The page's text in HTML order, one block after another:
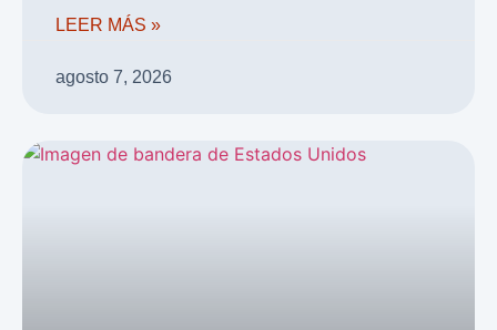
LEER MÁS »
agosto 7, 2026